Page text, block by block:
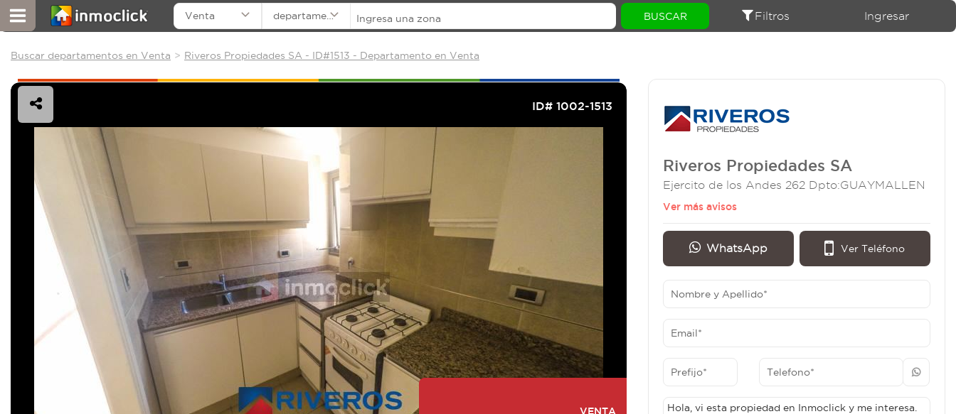
Venta departamentos Filtros Ingresar
Buscar departamentos en Venta Riveros Propiedades SA - ID#1513 - Departamento en Venta
ID# 1002-1513
VENTA
Riveros Propiedades SA
Ejercito de los Andes 262 Dpto:GUAYMALLEN
Ver más avisos
WhatsApp Ver Teléfono